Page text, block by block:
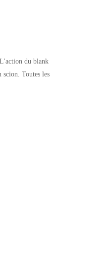
du blank
scion. Toutes les